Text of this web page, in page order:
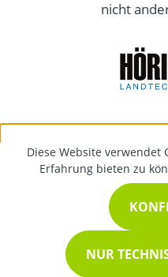
nicht
Diese Website verwendet
Erfahrung bieten zu
NUR